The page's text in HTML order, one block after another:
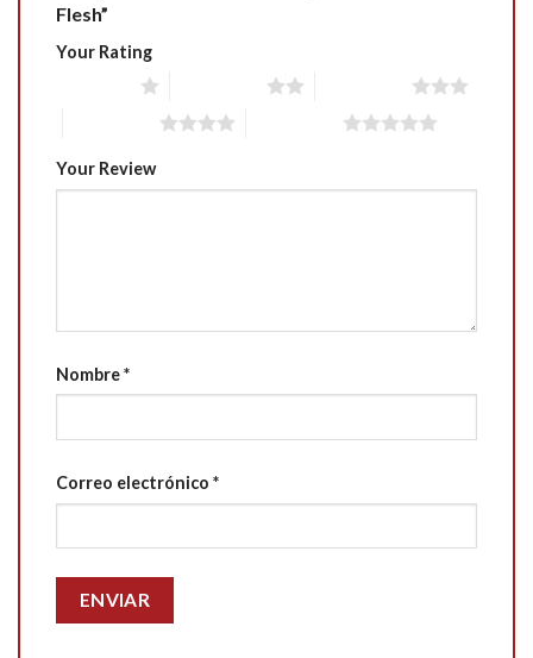
Flesh”
Your Rating
Your Review
Nombre*
Correo electrónico *